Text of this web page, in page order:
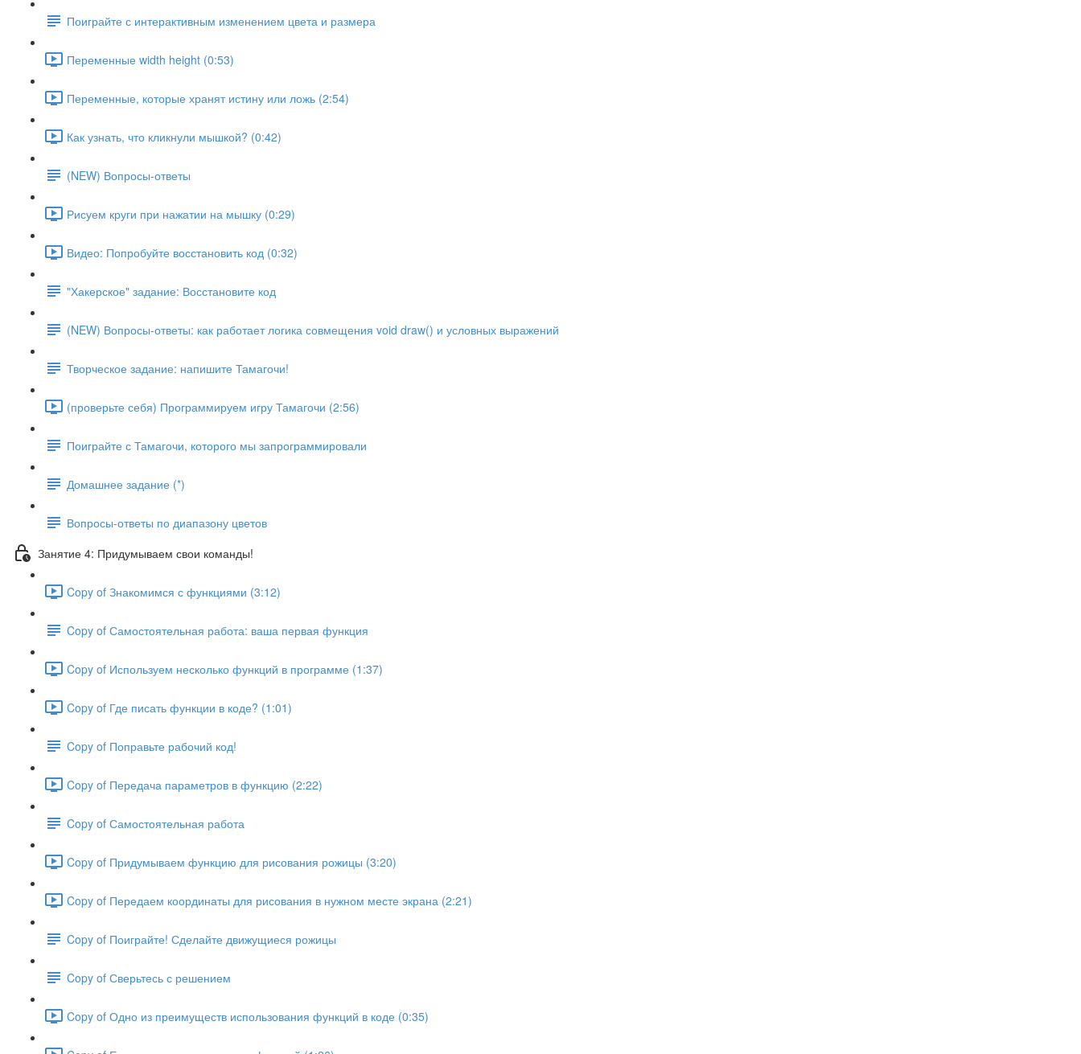
Поиграйте с интерактивным изменением цвета и размера
Переменные width height (0:53)
Переменные, которые хранят истину или ложь (2:54)
Как узнать, что кликнули мышкой? (0:42)
(NEW) Вопросы-ответы
Рисуем круги при нажатии на мышку (0:29)
Видео: Попробуйте восстановить код (0:32)
"Хакерское" задание: Восстановите код
(NEW) Вопросы-ответы: как работает логика совмещения void draw() и условных выражений
Творческое задание: напишите Тамагочи!
(проверьте себя) Программируем игру Тамагочи (2:56)
Поиграйте с Тамагочи, которого мы запрограммировали
Домашнее задание (*)
Вопросы-ответы по диапазону цветов
Занятие 4: Придумываем свои команды!
Copy of Знакомимся с функциями (3:12)
Copy of Самостоятельная работа: ваша первая функция
Copy of Используем несколько функций в программе (1:37)
Copy of Где писать функции в коде? (1:01)
Copy of Поправьте рабочий код!
Copy of Передача параметров в функцию (2:22)
Copy of Самостоятельная работа
Copy of Придумываем функцию для рисования рожицы (3:20)
Copy of Передаем координаты для рисования в нужном месте экрана (2:21)
Copy of Поиграйте! Сделайте движущиеся рожицы
Copy of Сверьтесь с решением
Copy of Одно из преимуществ использования функций в коде (0:35)